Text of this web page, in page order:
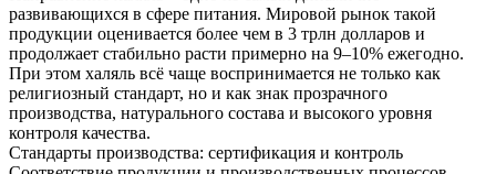
развивающихся в сфере питания. Мировой рынок такой
продукции оценивается более чем в 3 трлн долларов и
продолжает стабильно расти примерно на 9–10% ежегодно.
При этом халяль всё чаще воспринимается не только как
религиозный стандарт, но и как знак прозрачного
производства, натурального состава и высокого уровня
контроля качества.
Стандарты производства: сертификация и контроль